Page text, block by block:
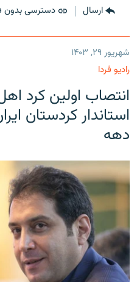
ارسال دسترسی بدون
شهریور ۲۹, ۱۴۰۳
رادیو فردا
انتصاب اولین کرد
استاندار کردستان
دهه